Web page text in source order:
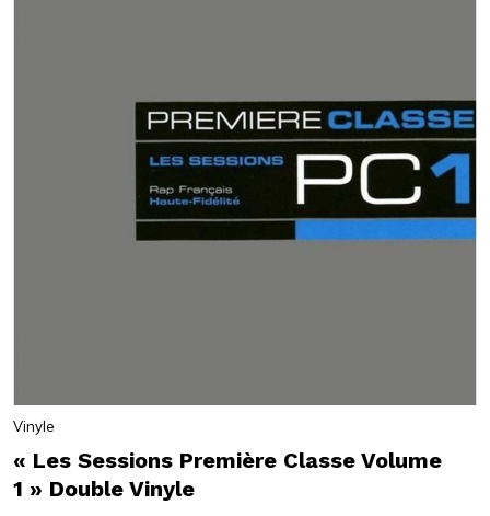
Vinyle
« Les Sessions Première Classe Volume
1 » Double Vinyle